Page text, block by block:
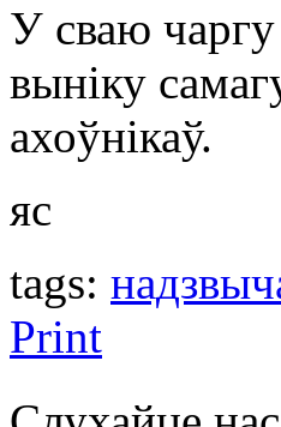
У сваю чаргу
выніку
ахоўнікаў.
яс
tags:
Print